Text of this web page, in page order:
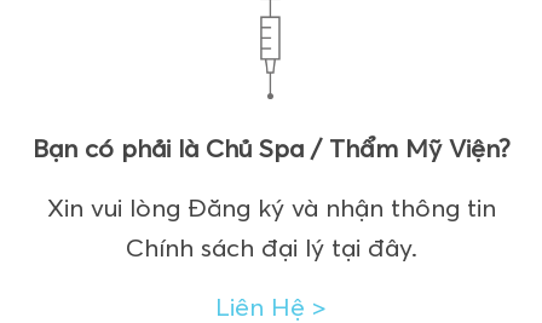
Bạn có phải là Chủ Spa / Thẩm Mỹ Viện?
Xin vui lòng Đăng ký và nhận thông tin
Chính sách đại lý tại đây.
Liên Hệ >